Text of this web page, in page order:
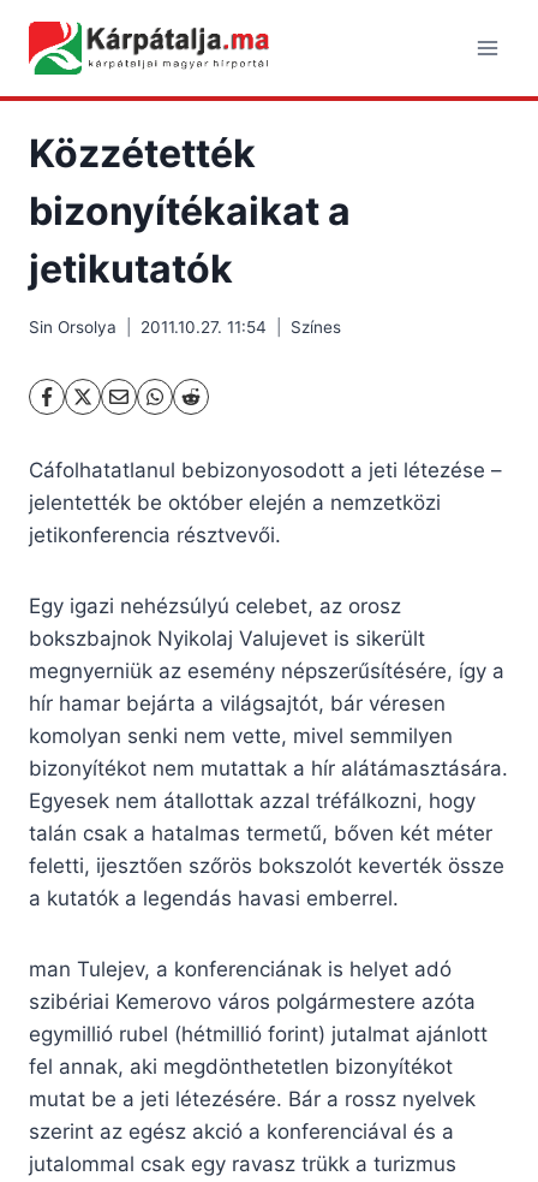
content
Közzétették
bizonyítékaikat a
jetikutatók
Sin Orsolya 2011.10.27. 11:54 Színes
Cáfolhatatlanul bebizonyosodott a jeti létezése –
jelentették be október elején a nemzetközi
jetikonferencia résztvevői.
Egy igazi nehézsúlyú celebet, az orosz
bokszbajnok Nyikolaj Valujevet is sikerült
megnyerniük az esemény népszerűsítésére, így a
hír hamar bejárta a világsajtót, bár véresen
komolyan senki nem vette, mivel semmilyen
bizonyítékot nem mutattak a hír alátámasztására.
Egyesek nem átallottak azzal tréfálkozni, hogy
talán csak a hatalmas termetű, bőven két méter
feletti, ijesztően szőrös bokszolót keverték össze
a kutatók a legendás havasi emberrel.
man Tulejev, a konferenciának is helyet adó
szibériai Kemerovo város polgármestere azóta
egymillió rubel (hétmillió forint) jutalmat ajánlott
fel annak, aki megdönthetetlen bizonyítékot
mutat be a jeti létezésére. Bár a rossz nyelvek
szerint az egész akció a konferenciával és a
jutalommal csak egy ravasz trükk a turizmus